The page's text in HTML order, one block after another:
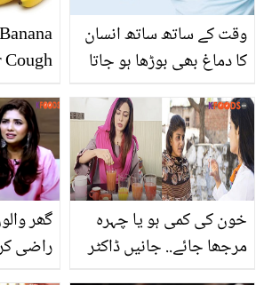
وقت کے ساتھ ساتھ انسان
کا دماغ بھی بوڑھا ہو جاتا
یادداشت بھی کمزور ہونے
لگتی ہے۔۔۔ جانیں دماغ کو
ہر عمر میں جوان رکھنے
میں مدد دینے والی چند
عادات
گھر
راضی
خون کی کمی ہو یا چہرہ
مرجھا جائے.. جانیں ڈاکٹر